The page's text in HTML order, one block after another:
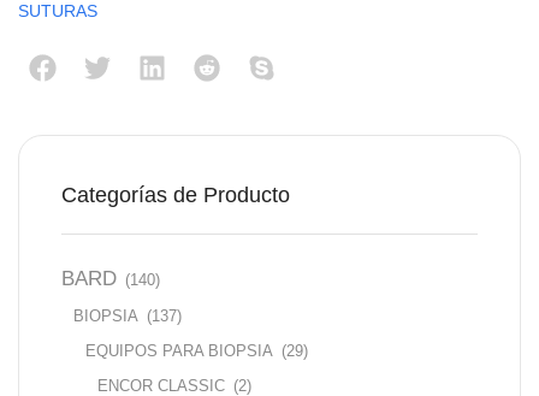
SUTURAS
Categorías de Producto
BARD (140)
BIOPSIA (137)
EQUIPOS PARA BIOPSIA (29)
ENCOR CLASSIC (2)